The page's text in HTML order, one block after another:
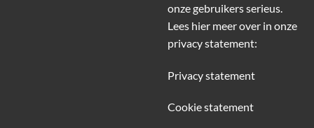
onze gebruikers serieus.
Lees hier meer over in onze
privacy statement:
Privacy statement
Cookie statement